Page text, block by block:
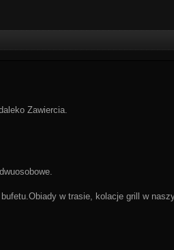
Zawiercia.
w trasie, kolacje grill w